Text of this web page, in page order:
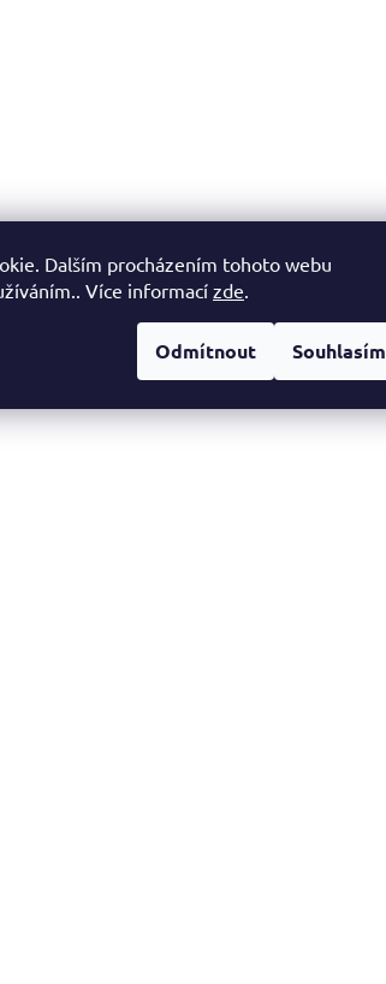
Dalším procházením tohoto webu
Více informacízde
Odmítnout Souhlasím